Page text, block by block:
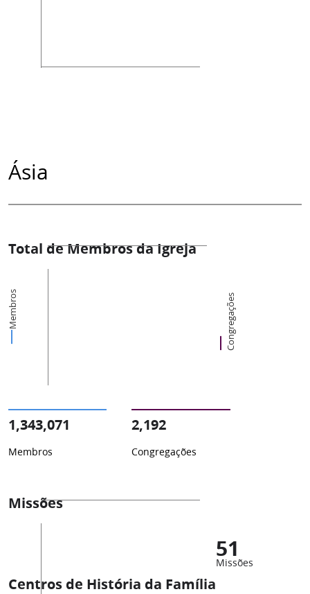
Ásia
Total de Membros da Igreja
Membros Congregações
1,343,071
Membros
2,192
Congregações
Missões
51
Missões
Centros de História da Família